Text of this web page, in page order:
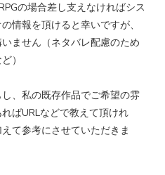
の場合差し支えなければシス
情報を頂けると幸いですが、
ません（ネタバレ配慮のため
）
、私の既存作品でご希望の雰
ばURLなどで教えて頂けれ
て参考にさせていただきま